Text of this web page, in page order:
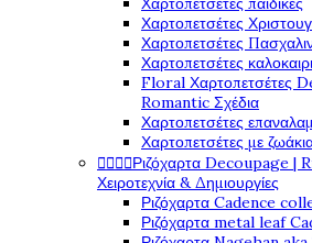
Χαρτοπετσέτες
Χαρτοπετσέτες
Χαρτοπετσέτες
Floral Χαρτοπετσέτες
Romantic Σχέδια
Χαρτοπετσέτες
Χαρτοπετσέτες με
Ριζόχαρτα Decoupage |
Χειροτεχνία & Δημιουργίες
Ριζόχαρτα Cadence
Ριζόχαρτα metal leaf